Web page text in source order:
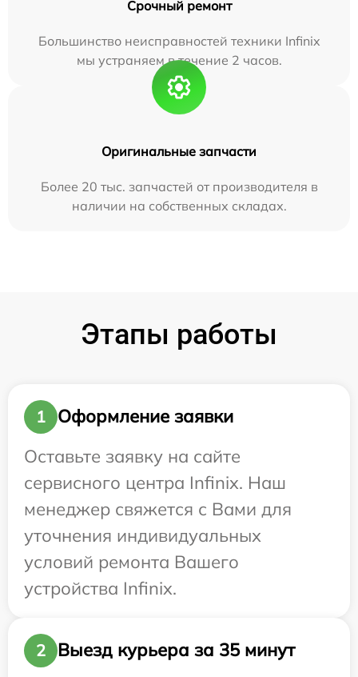
Срочный ремонт
Большинство неисправностей техники Infinix
мы устраняем в течение 2 часов.
Оригинальные запчасти
Более 20 тыс. запчастей от производителя в
наличии на собственных складах.
Этапы работы
1
Оформление заявки
Оставьте заявку на сайте
сервисного центра Infinix. Наш
менеджер свяжется с Вами для
уточнения индивидуальных
условий ремонта Вашего
устройства Infinix.
2
Выезд курьера за 35 минут